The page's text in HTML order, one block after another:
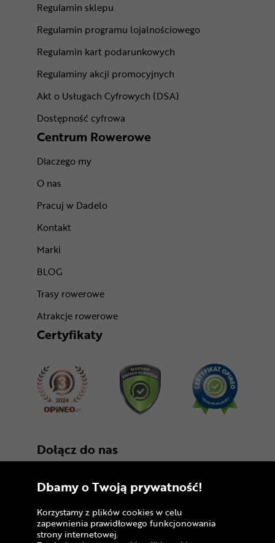
Regulamin sklepu
Regulamin programu lojalnościowego
Regulamin kart podarunkowych
Regulaminy akcji promocyjnych
Akt o Usługach Cyfrowych (DSA)
Dostępność cyfrowa
Centrum Rowerowe
Dlaczego my
O nas
Pracuj w Dadelo
Kontakt
Marki
BLOG
Trasy rowerowe
Atrakcje rowerowe
Certyfikaty
Dołącz do nas
Dbamy o Twoją prywatność!
Korzystamy z plików cookies w celu
zapewnienia prawidłowego funkcjonowania
strony internetowej.